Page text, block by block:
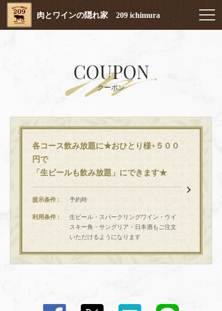
肉とワインの隠れ家 209 ichimura
COUPON
クーポン
各コース飲み放題に★おひとり様+５００
円で
「生ビールも飲み放題」にできます★
提示条件 予約時
利用条件
生ビール・スパークリングワイン・ウイ
スキー角・サングリア・日本酒もご注文
いただけるようになります
クーポン | 肉とワインの隠れ家 209 ichimura